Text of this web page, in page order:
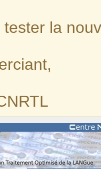
tester la